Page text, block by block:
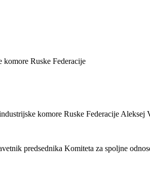
Ruske Federacije
komore Ruske Federacije Aleksej
predsednika Komiteta za spoljne